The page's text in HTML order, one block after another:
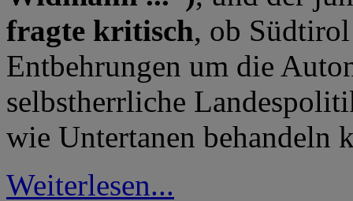
fragte kritisch, ob
Entbehrungen um die
selbstherrliche
wie Untertanen behandeln
Weiterlesen...